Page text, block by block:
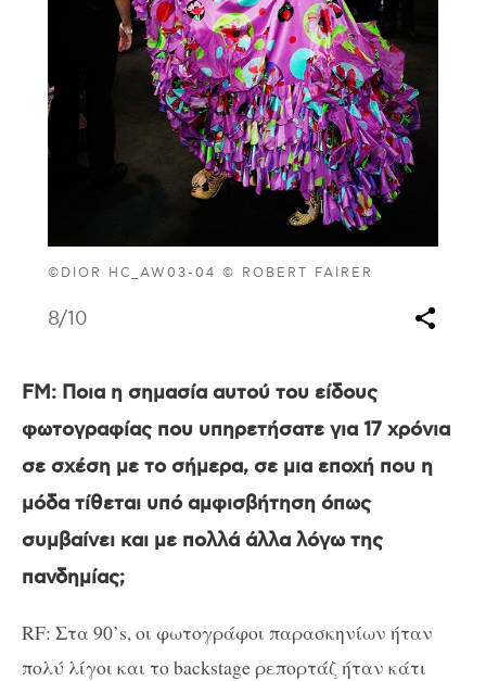
©DIOR HC_AW03-04 © ROBERT FAIRER
8/10
FM: Ποια η σημασία αυτού του είδους
φωτογραφίας που υπηρετήσατε για 17 χρόνια
σε σχέση με το σήμερα, σε μια εποχή που η
μόδα τίθεται υπό αμφισβήτηση όπως
συμβαίνει και με πολλά άλλα λόγω της
πανδημίας;
RF: Στα 90’s, οι φωτογράφοι παρασκηνίων ήταν
πολύ λίγοι και το backstage ρεπορτάζ ήταν κάτι